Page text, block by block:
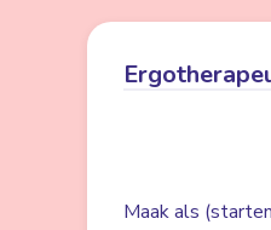
Maak als